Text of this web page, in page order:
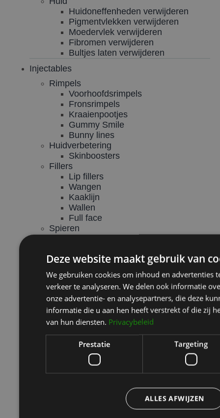
Huidoneffenheden verwijderen
Pigmentvlekken verwijderen
Moedervlek verwijderen
Fibromen verwijderen
Bultjes laten verwijderen
Injectables
Rimpels
Voorhoofdsrimpels
Fronsrimpels
Kraaienpootjes
Gummy Smile
Bunny lines
Huidverbetering
Skinboosters
Fillers
Lip fillers
Wangen
Kaaklijn
Wallen
Full face
Spieren
Zweetbehandeling
Oksels
Handen
Voeten
Prijzen
Over ons
Over ons
Ervaringen
Deze website maakt gebruik van
We gebruiken cookies om inhoud en advertenties
verkeer te analyseren. We delen ook informatie
onze advertentie- en analysepartners, die deze
informatie die u aan hen heeft verstrekt of die zij
van hun diensten. Privacybeleid
Prestatie Targeting
ALLES AFWIJZEN